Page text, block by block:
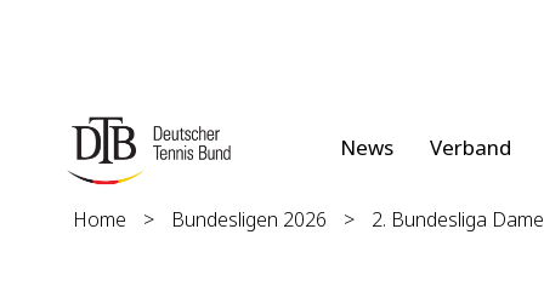
News Verband
Home > Bundesligen 2026 > 2. Bundesliga